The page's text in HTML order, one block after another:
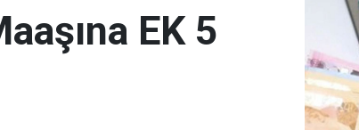
EK 5